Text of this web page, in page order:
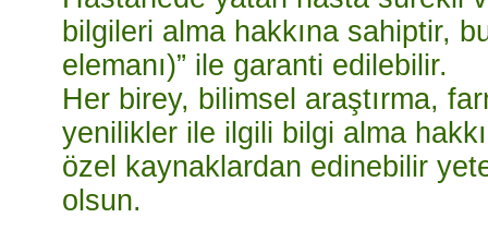
bilgileri alma hakkına sahiptir,
elemanı)” ile garanti edilebilir.
Her birey, bilimsel araştırma,
yenilikler ile ilgili bilgi alma
özel kaynaklardan edinebilir
olsun.